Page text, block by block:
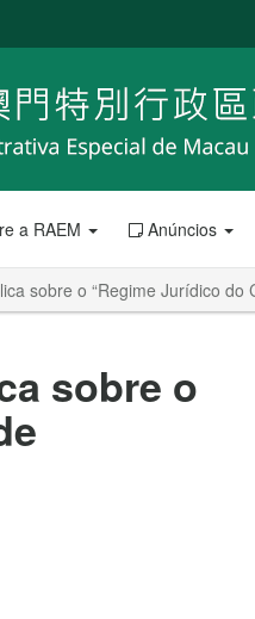
a RAEM Anúncios
sobre o “Regime Jurídico do
sobre o